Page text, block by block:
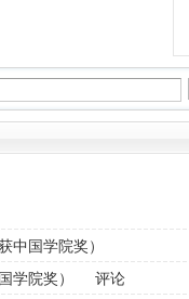
中国学院奖）
学院奖）
评论